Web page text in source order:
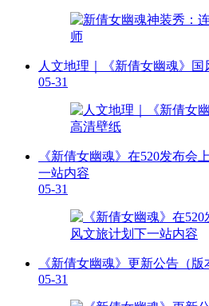
人文地理｜《新倩女幽魂》
05-31
《新倩女幽魂》在520发布会
一站内容
05-31
《新倩女幽魂》更新公告（版
05-31